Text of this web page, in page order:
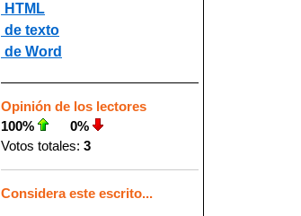
HTML
de texto
de Word
Opinión de los lectores
100%
0%
Votos totales: 3
Considera este escrito...